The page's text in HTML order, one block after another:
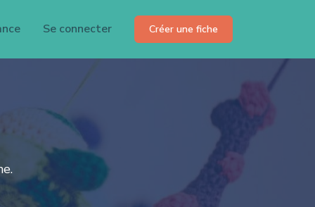
Se connecter Créer une fiche